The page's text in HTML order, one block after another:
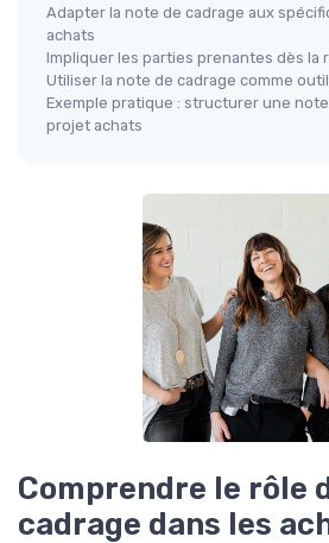
Adapter la note de cadrage aux
achats
Impliquer les parties prenantes dès la
Utiliser la note de cadrage comme
Exemple pratique : structurer une
projet achats
Comprendre le rôle
cadrage dans les